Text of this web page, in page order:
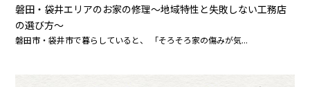
磐田・袋井エリアのお家の修理～地域特性と失敗しない工務店
の選び方～
磐田市・袋井市で暮らしていると、 「そろそろ家の傷みが気...